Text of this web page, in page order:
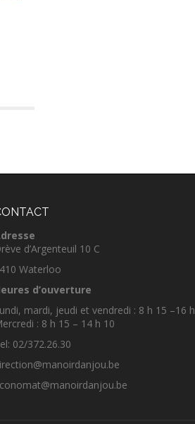
d’Argenteuil 10 C
Waterloo
d’ouverture
mardi, jeudi et vendredi : 8 h 15 –16 h
: 8 h 15 – 14 h 10
02/372.26.30